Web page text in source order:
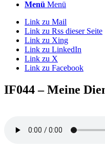
Menü Menü
Link zu Mail
Link zu Rss dieser Seite
Link zu Xing
Link zu LinkedIn
Link zu X
Link zu Facebook
IF044 – Meine